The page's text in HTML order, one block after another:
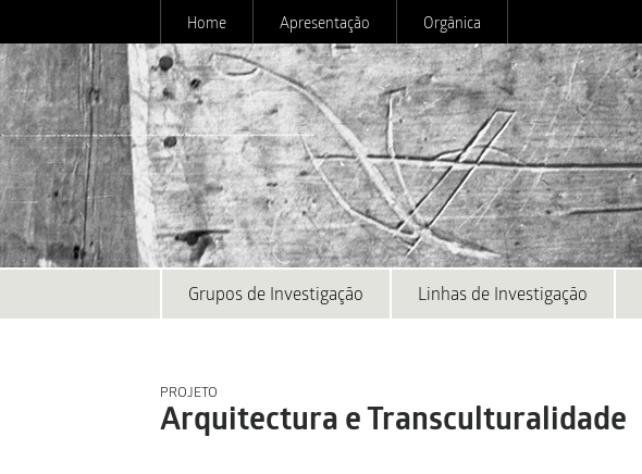
Home Apresentação Orgânica
Grupos de Investigação Linhas de Investigação
PROJETO
Arquitectura e Transculturalidade